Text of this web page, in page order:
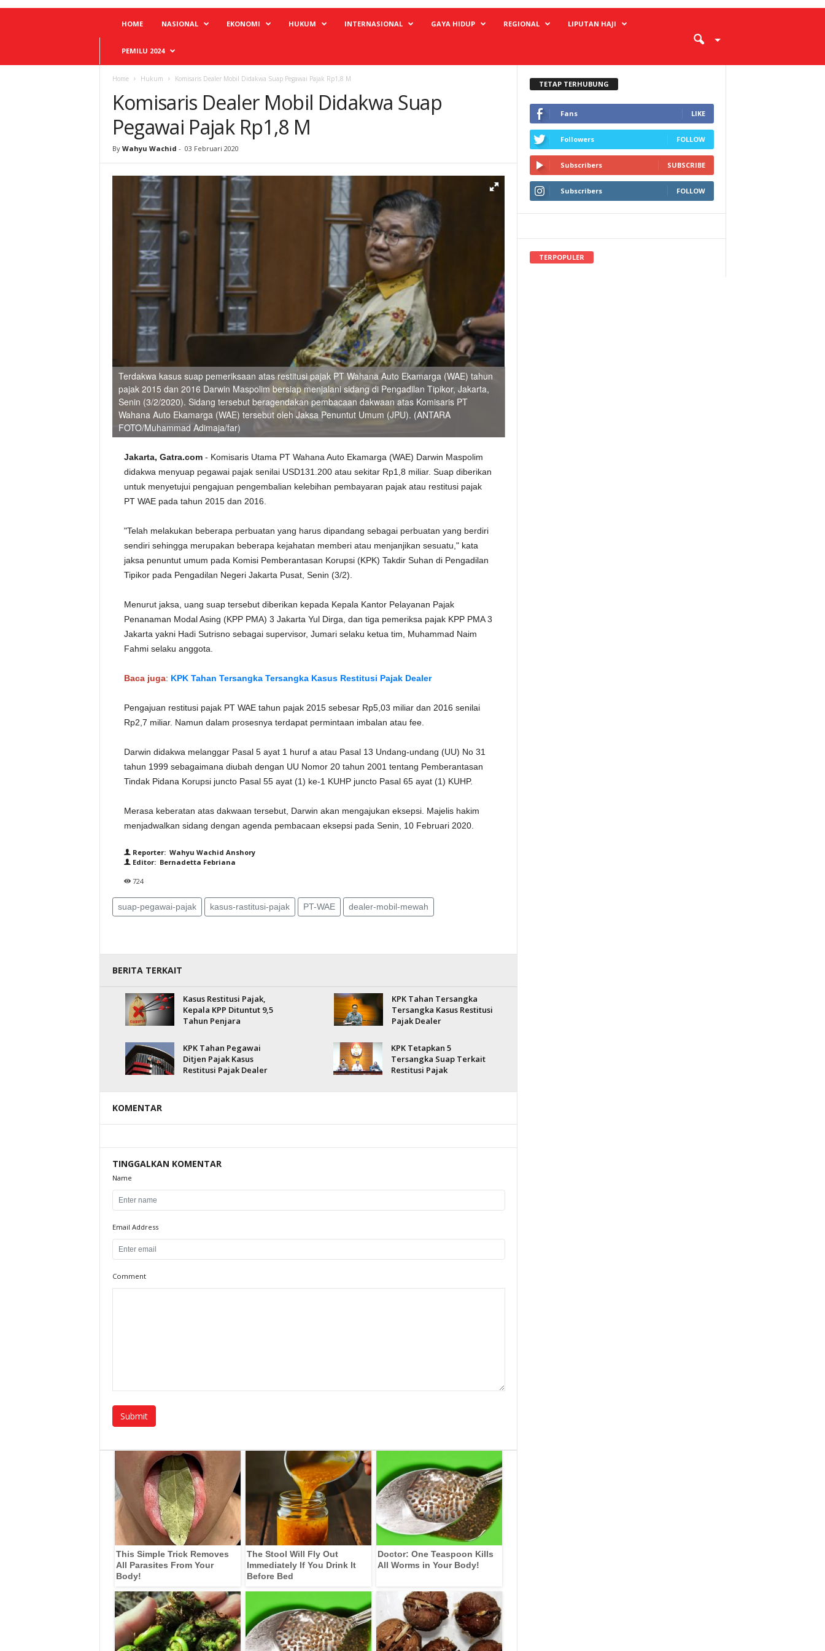
HOME NASIONAL EKONOMI HUKUM INTERNASIONAL GAYA HIDUP REGIONAL LIPUTAN HAJI
PEMILU 2024
Home Hukum Komisaris Dealer Mobil Didakwa Suap Pegawai Pajak Rp1,8 M
Komisaris Dealer Mobil Didakwa Suap
Pegawai Pajak Rp1,8 M
By Wahyu Wachid - 03 Februari 2020
Terdakwa kasus suap pemeriksaan atas restitusi pajak PT Wahana Auto Ekamarga (WAE) tahun
pajak 2015 dan 2016 Darwin Maspolim bersiap menjalani sidang di Pengadilan Tipikor, Jakarta,
Senin (3/2/2020). Sidang tersebut beragendakan pembacaan dakwaan atas Komisaris PT
Wahana Auto Ekamarga (WAE) tersebut oleh Jaksa Penuntut Umum (JPU). (ANTARA
FOTO/Muhammad Adimaja/far)
Jakarta, Gatra.com- Komisaris Utama PT Wahana Auto Ekamarga (WAE) Darwin Maspolim
didakwa menyuap pegawai pajak senilai USD131.200 atau sekitar Rp1,8 miliar. Suap diberikan
untuk menyetujui pengajuan pengembalian kelebihan pembayaran pajak atau restitusi pajak
PT WAE pada tahun 2015 dan 2016.
"Telah melakukan beberapa perbuatan yang harus dipandang sebagai perbuatan yang berdiri
sendiri sehingga merupakan beberapa kejahatan memberi atau menjanjikan sesuatu," kata
jaksa penuntut umum pada Komisi Pemberantasan Korupsi (KPK) Takdir Suhan di Pengadilan
Tipikor pada Pengadilan Negeri Jakarta Pusat, Senin (3/2).
Menurut jaksa, uang suap tersebut diberikan kepada Kepala Kantor Pelayanan Pajak
Penanaman Modal Asing (KPP PMA) 3 Jakarta Yul Dirga, dan tiga pemeriksa pajak KPP PMA 3
Jakarta yakni Hadi Sutrisno sebagai supervisor, Jumari selaku ketua tim, Muhammad Naim
Fahmi selaku anggota.
Baca juga: KPK Tahan Tersangka Tersangka Kasus Restitusi Pajak Dealer
Pengajuan restitusi pajak PT WAE tahun pajak 2015 sebesar Rp5,03 miliar dan 2016 senilai
Rp2,7 miliar. Namun dalam prosesnya terdapat permintaan imbalan atau fee.
Darwin didakwa melanggar Pasal 5 ayat 1 huruf a atau Pasal 13 Undang-undang (UU) No 31
tahun 1999 sebagaimana diubah dengan UU Nomor 20 tahun 2001 tentang Pemberantasan
Tindak Pidana Korupsi juncto Pasal 55 ayat (1) ke-1 KUHP juncto Pasal 65 ayat (1) KUHP.
Merasa keberatan atas dakwaan tersebut, Darwin akan mengajukan eksepsi. Majelis hakim
menjadwalkan sidang dengan agenda pembacaan eksepsi pada Senin, 10 Februari 2020.
Reporter: Wahyu Wachid Anshory
Editor: Bernadetta Febriana
724
suap-pegawai-pajak kasus-rastitusi-pajak PT-WAE dealer-mobil-mewah
BERITA TERKAIT
Kasus Restitusi Pajak,
Kepala KPP Dituntut 9,5
Tahun Penjara
KPK Tahan Tersangka
Tersangka Kasus Restitusi
Pajak Dealer
KPK Tahan Pegawai
Ditjen Pajak Kasus
Restitusi Pajak Dealer
KPK Tetapkan 5
Tersangka Suap Terkait
Restitusi Pajak
KOMENTAR
TINGGALKAN KOMENTAR
Name
Email Address
Comment
This Simple Trick Removes
All Parasites From Your
Body!
The Stool Will Fly Out
Immediately If You Drink It
Before Bed
Doctor: One Teaspoon Kills
All Worms in Your Body!
TETAP TERHUBUNG
Fans LIKE
Followers FOLLOW
Subscribers SUBSCRIBE
Subscribers FOLLOW